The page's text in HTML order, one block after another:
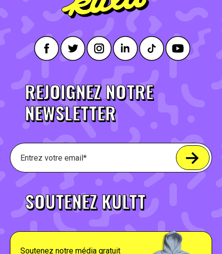
REJOIGNEZ NOTRE
NEWSLETTER
SOUTENEZ KULTT
Soutenez notre média gratuit